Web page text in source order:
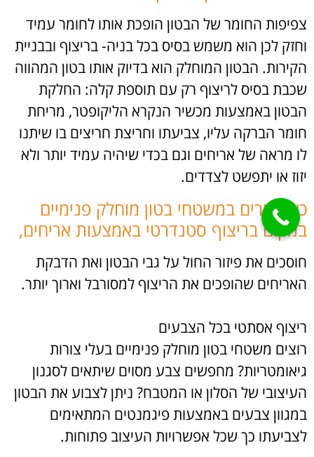
צפיפות החומר של הבטון הופכת אותו לחומר עמיד
וחזק לכן הוא משמש בסיס בכל בניה- בריצוף ובבניית
הקירות. הבטון המוחלק הוא בדיוק אותו בטון המהווה
שכבת בסיס לריצוף רק עם תוספת קלה: החלקת
הבטון באמצעות מכשיר הנקרא הליקופטר, מריחת
חומר הברקה עליו, צביעתו וחריצת חריצים בו שיתנו
לו מראה של אריחים וגם בכדי שיהיה עמיד יותר ולא
יזוז או יתפשט לצדדים.
כשבוחרים במשטחי בטון מוחלק פנימיים
במקום בריצוף סטנדרטי באמצעות אריחים,
חוסכים את פיזור החול על גבי הבטון ואת הדבקת
האריחים שהופכים את הריצוף למסורבל וארוך יותר.
ריצוף אסתטי בכל הצבעים
רוצים משטחי בטון מוחלק פנימיים בעלי צורות
גיאומטריות? מחפשים צבע מסוים שיתאים לסגנון
העיצובי של הסלון או המטבח? ניתן לצבוע את הבטון
במגוון צבעים באמצעות פיגמנטים המתאימים
לצביעתו כך שכל אפשרויות העיצוב פתוחות.